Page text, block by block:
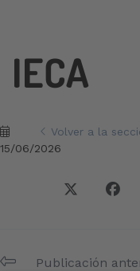
IECA
Volver a la
15/06/2026
Publicación